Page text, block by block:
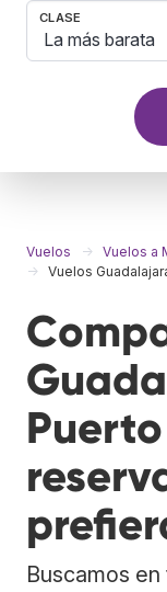
CLASE
Vuelos Vuelos a
Vuelos
Buscamos